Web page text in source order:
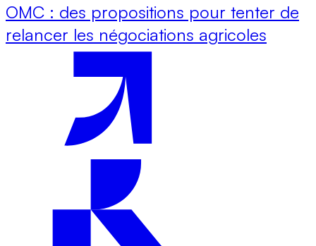
OMC : des propositions pour tenter de
relancer les négociations agricoles